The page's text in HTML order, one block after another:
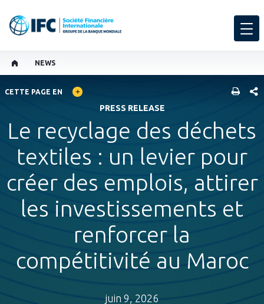
NEWS
GLOBAL LANGUAGE TOGGLER
CETTE PAGE EN
PRESS RELEASE
Le recyclage des déchets
textiles : un levier pour
créer des emplois, attirer
les investissements et
renforcer la
compétitivité au Maroc
juin 9, 2026